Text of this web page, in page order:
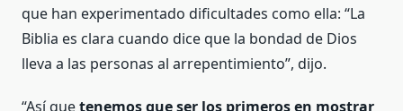
que han experimentado dificultades como ella: “La
Biblia es clara cuando dice que la bondad de Dios
lleva a las personas al arrepentimiento”, dijo.
“Así quetenemos que ser los primeros en mostrar